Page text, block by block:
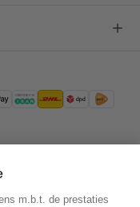
m.b.t. de prestaties